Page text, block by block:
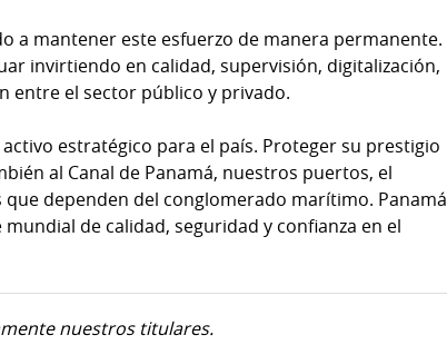
a mantener este esfuerzo de manera permanente.
invirtiendo en calidad, supervisión, digitalización,
entre el sector público y privado.
estratégico para el país. Proteger su prestigio
al Canal de Panamá, nuestros puertos, el
dependen del conglomerado marítimo. Panamá
de calidad, seguridad y confianza en el
nuestros titulares.